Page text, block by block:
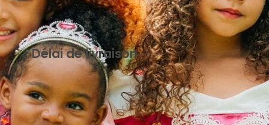
Délai de livraison
{mb_levertijd-uitleg_uitleg_standaard_levertijd}